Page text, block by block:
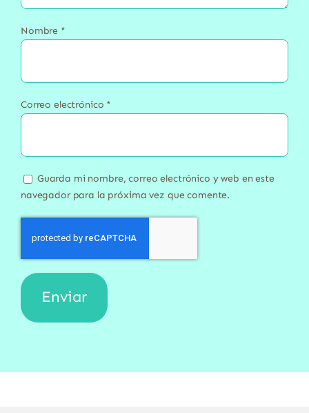
Nombre *
Correo electrónico *
Guarda mi nombre, correo electrónico y web en este
navegador para la próxima vez que comente.